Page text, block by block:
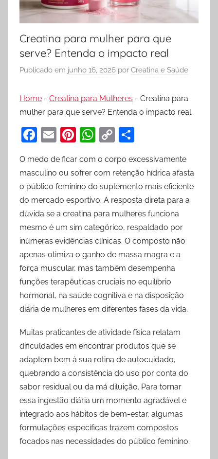
Creatina para mulher para que
serve? Entenda o impacto real
Publicado em junho 16, 2026 por Creatina e Saúde
Home - Creatina para Mulheres - Creatina para
mulher para que serve? Entenda o impacto real
F
c
e
b
o
o
k
E
ai
l
Pi
er
e
st
W
at
s
A
p
p
C
p
y
Li
n
k
ar
e
O medo de ficar com o corpo excessivamente
masculino ou sofrer com retenção hídrica afasta
o público feminino do suplemento mais eficiente
do mercado esportivo. A resposta direta para a
dúvida se a creatina para mulheres funciona
mesmo é um sim categórico, respaldado por
inúmeras evidências clínicas. O composto não
apenas otimiza o ganho de massa magra e a
força muscular, mas também desempenha
funções terapêuticas cruciais no equilíbrio
hormonal, na saúde cognitiva e na disposição
diária de mulheres em diferentes fases da vida.
Muitas praticantes de atividade física relatam
dificuldades em encontrar produtos que se
adaptem bem à sua rotina de autocuidado,
quebrando a consistência do uso por conta do
sabor residual ou da má diluição. Para tornar
essa ingestão diária um momento agradável e
integrado aos hábitos de bem-estar, algumas
formulações específicas trazem compostos
focados nas necessidades do público feminino.